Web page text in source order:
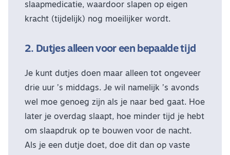
slaapmedicatie, waardoor slapen op eigen
kracht (tijdelijk) nog moeilijker wordt.
2. Dutjes alleen voor een bepaalde tijd
Je kunt dutjes doen maar alleen tot ongeveer
drie uur ’s middags. Je wil namelijk ’s avonds
wel moe genoeg zijn als je naar bed gaat. Hoe
later je overdag slaapt, hoe minder tijd je hebt
om slaapdruk op te bouwen voor de nacht.
Als je een dutje doet, doe dit dan op vaste